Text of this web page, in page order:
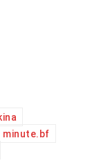
minute.bf